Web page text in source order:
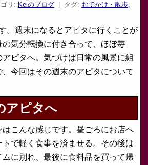
リ: Keiのブログ | タグ: おでかけ・散歩,
。週末になるとアピタに行くことが
気分転換に付き合って、ほぼ毎
ピタへ。気づけば日常の風景に組
今回はその週末のアピタについて
アピタへ
こんな感じです。昼ごろにお店へ
で軽く食事を済ませる。その後は
に別れ、最後に食料品を買って帰